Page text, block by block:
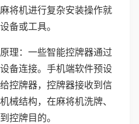
将机进行复杂安装操作就
备或工具。
理：一些智能控牌器通过
备连接。手机端软件预设
控牌器，控牌器接收到信
械结构，在麻将机洗牌、
控牌目的。